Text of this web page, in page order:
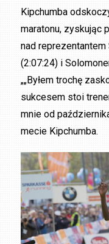
Kipchumba
maratonu, zyskując
nad
(2:07:24) i
„„Byłem trochę
sukcesem stoi
mnie od
mecie Kipchumba.